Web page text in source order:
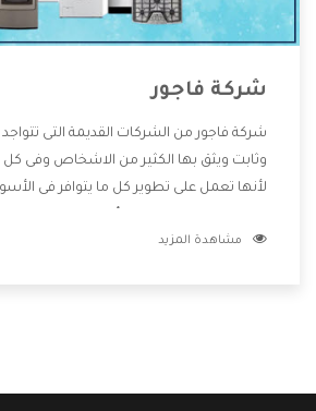
شركة فاجور
شركة فاجور من الشركات القديمة التى
وثابت ويثق بها الكثير من الاشخاص وفى كل
لأنها تعمل على تطوير كل ما يتوافر فى
وتقدم للعملاء أقوى العروض والخصومات
مشاهدة المزيد